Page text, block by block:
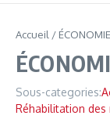
Accueil / ÉCONOMIE
Sous-categories:
Réhabilitation des